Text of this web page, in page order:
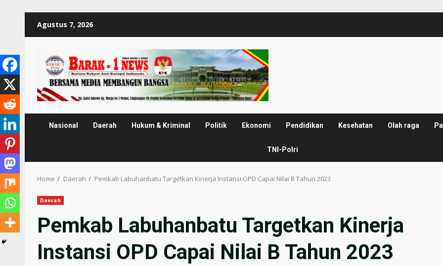
Agustus 7, 2026
Nasional Daerah Hukum & Kriminal Politik Ekonomi Pendidikan Kesehatan Olah raga
TNI-Polri
Home Daerah Pemkab Labuhanbatu Targetkan Kinerja Instansi OPD Capai Nilai B Tahun 2023
Daerah
Pemkab Labuhanbatu Targetkan Kinerja
Instansi OPD Capai Nilai B Tahun 2023